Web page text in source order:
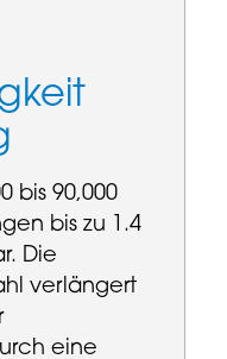
bis 90,000
bis zu 1.4
Die
verlängert
eine